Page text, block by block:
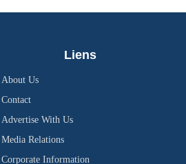
Liens
About Us
Contact
Advertise With Us
Media Relations
Corporate Information